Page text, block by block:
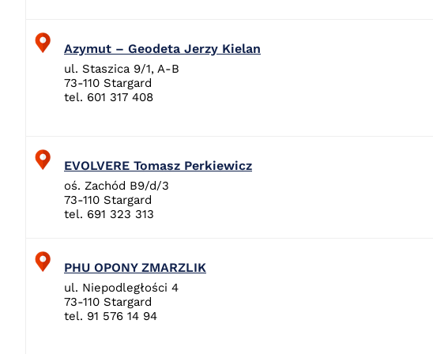
Azymut – Geodeta Jerzy Kielan
ul. Staszica 9/1, A-B
73-110 Stargard
tel. 601 317 408
EVOLVERE Tomasz Perkiewicz
oś. Zachód B9/d/3
73-110 Stargard
tel. 691 323 313
PHU OPONY ZMARZLIK
ul. Niepodległości 4
73-110 Stargard
tel. 91 576 14 94